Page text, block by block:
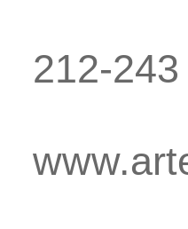
212-